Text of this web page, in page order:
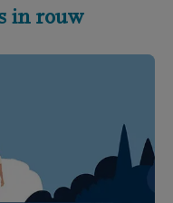
in rouw